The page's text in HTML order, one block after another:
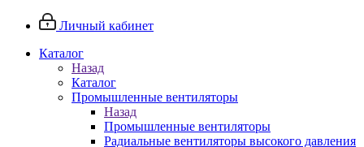
Личный кабинет
Каталог
Назад
Каталог
Промышленные вентиляторы
Назад
Промышленные вентиляторы
Радиальные вентиляторы высокого давления